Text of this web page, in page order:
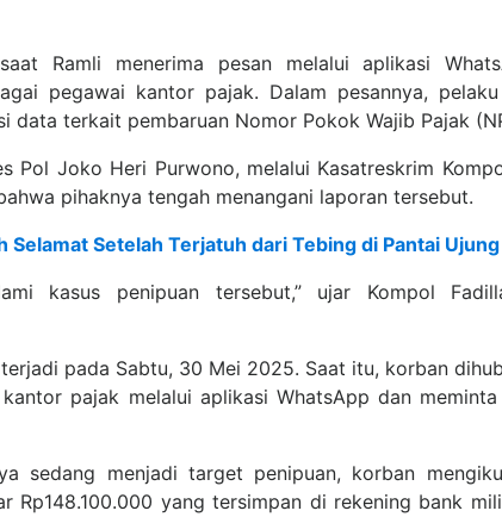
Ramli menerima pesan melalui aplikasi
pegawai kantor pajak. Dalam pesannya,
data terkait pembaruan Nomor Pokok Wajib Pajak
Pol Joko Heri Purwono, melalui Kasatreskrim
pihaknya tengah menangani laporan tersebut.
Selamat Setelah Terjatuh dari Tebing di Pantai
kasus penipuan tersebut,” ujar Kompol
pada Sabtu, 30 Mei 2025. Saat itu, korban
pajak melalui aplikasi WhatsApp dan
sedang menjadi target penipuan, korban
Rp148.100.000 yang tersimpan di rekening bank